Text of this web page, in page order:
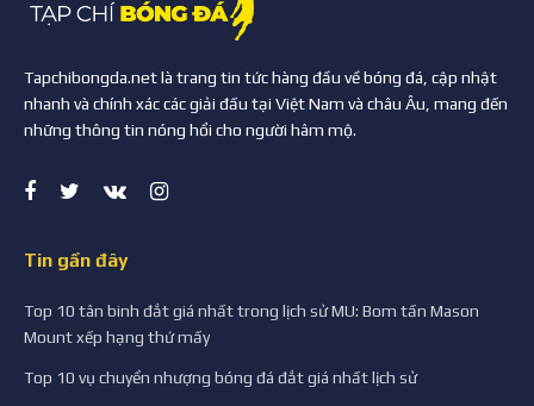
Tapchibongda.net là trang tin tức hàng đầu về bóng đá, cập nhật
nhanh và chính xác các giải đấu tại Việt Nam và châu Âu, mang đến
những thông tin nóng hổi cho người hâm mộ.
Tin gần đây
Top 10 tân binh đắt giá nhất trong lịch sử MU: Bom tấn Mason
Mount xếp hạng thứ mấy
Top 10 vụ chuyển nhượng bóng đá đắt giá nhất lịch sử